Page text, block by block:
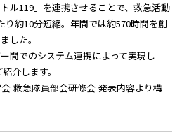
ル119」を連携させることで、救急活動
り約10分短縮。年間では約570時間を創
した。
間でのシステム連携によって実現し
介します。
救急隊員部会研修会 発表内容より構